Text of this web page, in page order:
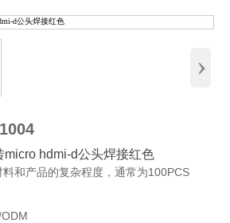
›
hdmi-d公头焊接红色
料和产品的复杂程度，通常为100PCS